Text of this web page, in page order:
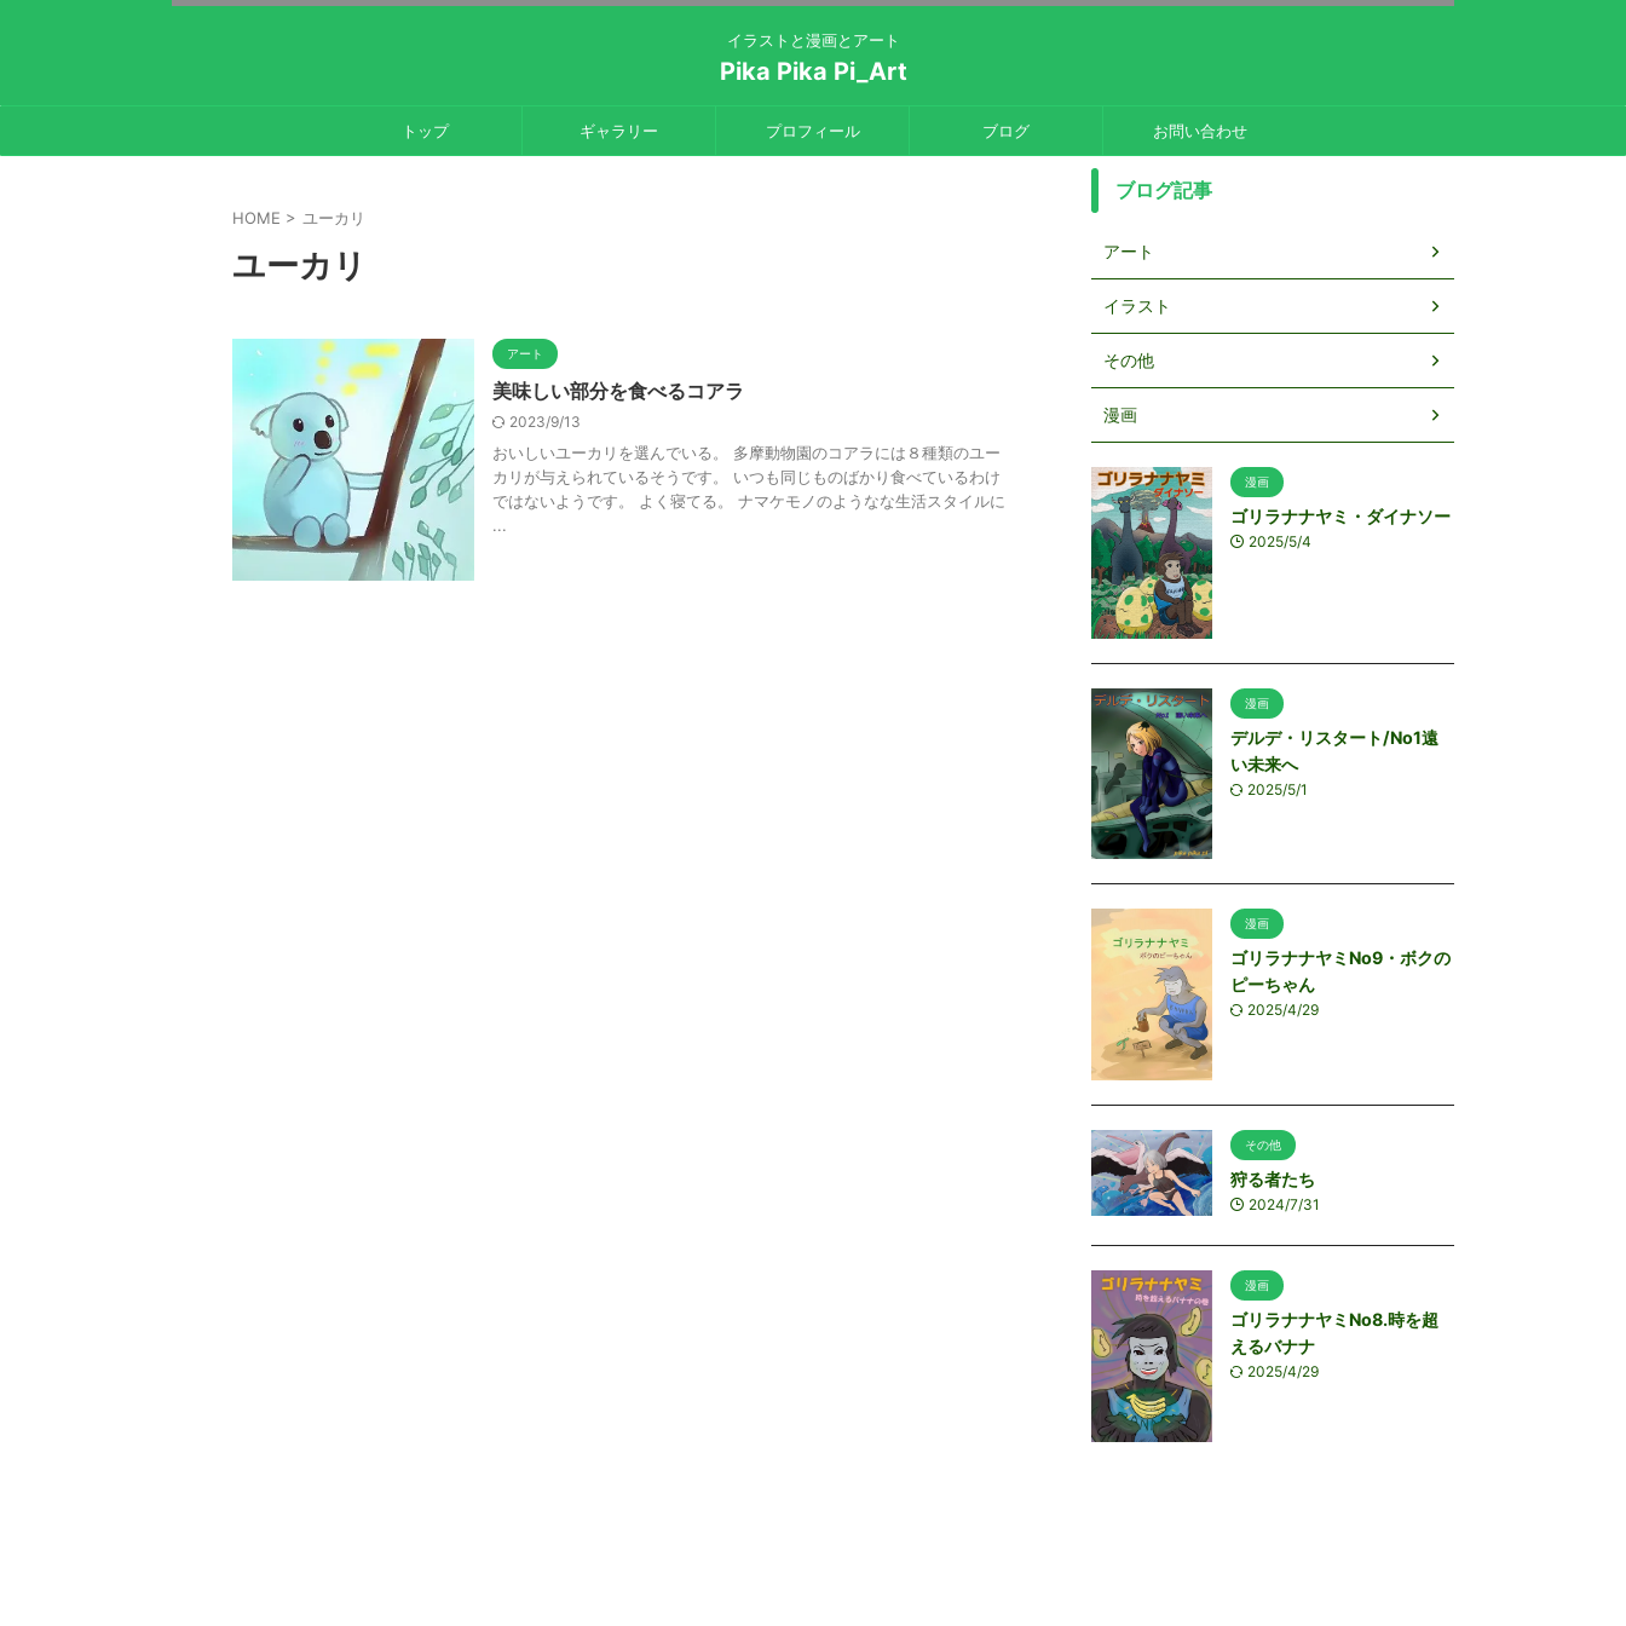
イラストと漫画とアート
Pika Pika Pi_Art
トップ ギャラリー プロフィール ブログ お問い合わせ
HOME > ユーカリ
ユーカリ
アート
美味しい部分を食べるコアラ
2023/9/13
おいしいユーカリを選んでいる。 多摩動物園のコアラには８種類のユー
カリが与えられているそうです。 いつも同じものばかり食べているわけ
ではないようです。 よく寝てる。 ナマケモノのようなな生活スタイルに
...
ブログ記事
アート
イラスト
その他
漫画
漫画
ゴリラナナヤミ・ダイナソー
2025/5/4
漫画
デルデ・リスタート/No1遠
い未来へ
2025/5/1
漫画
ゴリラナナヤミNo9・ボクの
ピーちゃん
2025/4/29
その他
狩る者たち
2024/7/31
漫画
ゴリラナナヤミNo8.時を超
えるバナナ
2025/4/29